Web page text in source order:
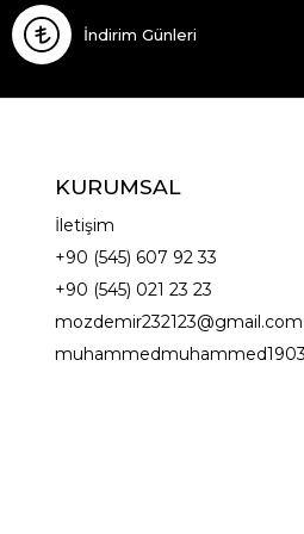
İndirim Günleri
KURUMSAL
İletişim
+90 (545) 607 92 33
+90 (545) 021 23 23
mozdemir232123@gmail.com